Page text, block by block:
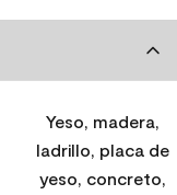
Yeso, madera,
ladrillo, placa de
yeso, concreto,